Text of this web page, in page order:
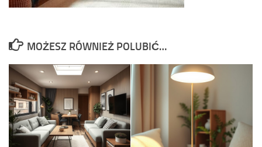
MOŻESZ RÓWNIEŻ POLUBIĆ…